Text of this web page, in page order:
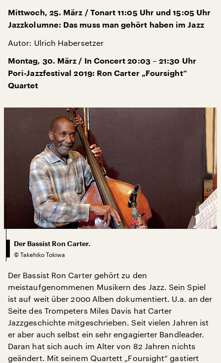
Mittwoch, 25. März / Tonart 11:05 Uhr und 15:05 Uhr
Jazzkolumne: Das muss man gehört haben im Jazz
Autor: Ulrich Habersetzer
Montag, 30. März / In Concert 20:03 – 21:30 Uhr
Pori-Jazzfestival 2019: Ron Carter „Foursight“
Quartet
Der Bassist Ron Carter.
© Takehiko Tokiwa
Der Bassist Ron Carter gehört zu den
meistaufgenommenen Musikern des Jazz. Sein Spiel
ist auf weit über 2000 Alben dokumentiert. U.a. an der
Seite des Trompeters Miles Davis hat Carter
Jazzgeschichte mitgeschrieben. Seit vielen Jahren ist
er aber auch selbst ein sehr engagierter Bandleader.
Daran hat sich auch im Alter von 82 Jahren nichts
geändert. Mit seinem Quartett „Foursight“ gastiert